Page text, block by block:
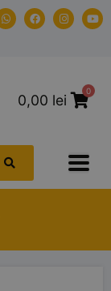
0,00 lei
0